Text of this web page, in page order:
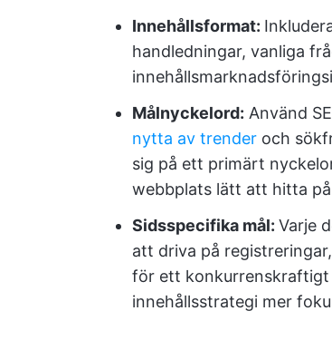
Innehållsformat:
handledningar, vanliga
Målnyckelord: Använd
nytta av trender och
sig på ett primärt
webbplats lätt att hitta
Sidsspecifika mål: Varje
att driva på
för ett konkurrenskraftigt
innehållsstrategi mer